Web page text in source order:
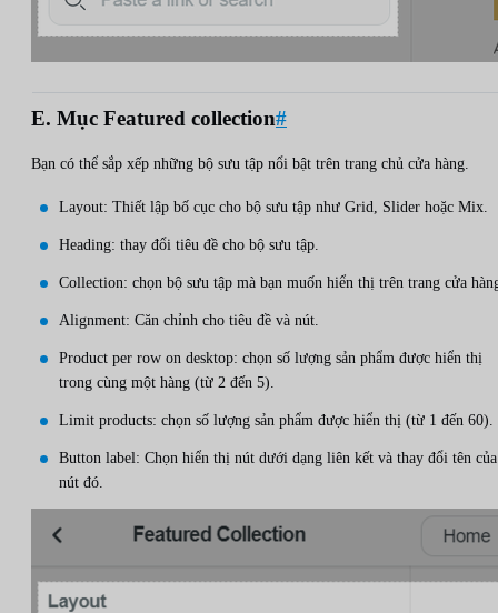
E. Mục Featured collection#
Bạn có thể sắp xếp những bộ sưu tập nổi bật trên trang chủ cửa hàng.
Layout: Thiết lập bố cục cho bộ sưu tập như Grid, Slider hoặc Mix.
Heading: thay đổi tiêu đề cho bộ sưu tập.
Collection: chọn bộ sưu tập mà bạn muốn hiển thị trên trang cửa
Alignment: Căn chỉnh cho tiêu đề và nút.
Product per row on desktop: chọn số lượng sản phẩm được hiển thị
trong cùng một hàng (từ 2 đến 5).
Limit products: chọn số lượng sản phẩm được hiển thị (từ 1 đến 60).
Button label: Chọn hiển thị nút dưới dạng liên kết và thay đổi tên của
nút đó.